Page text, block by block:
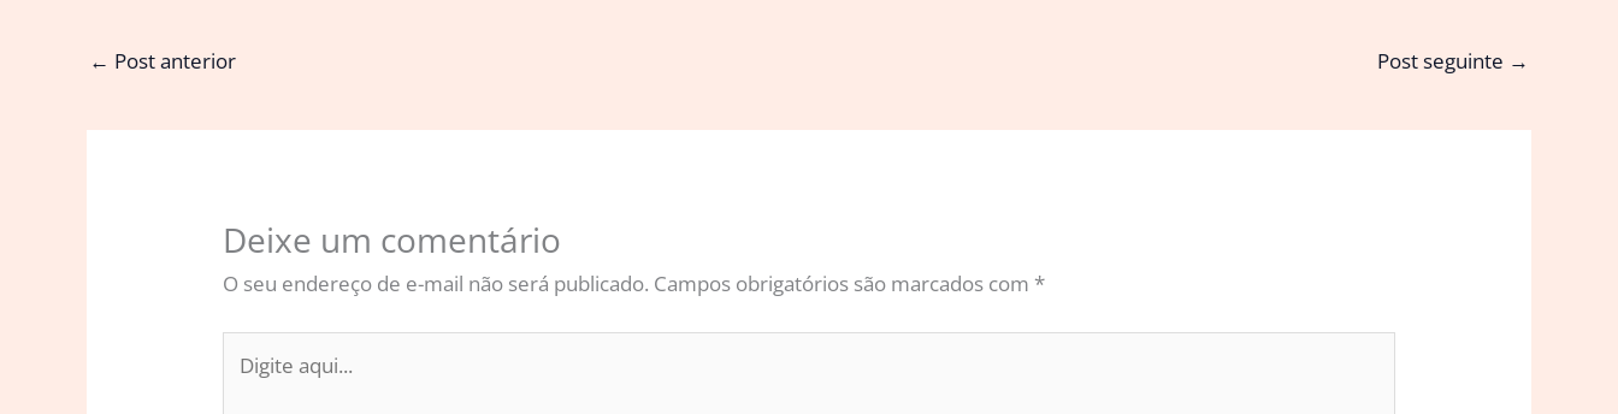
← Post anterior Post seguinte →
Deixe um comentário
O seu endereço de e-mail não será publicado. Campos obrigatórios são marcados com*
aqui...